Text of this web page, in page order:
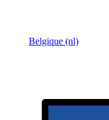
Belgique (nl)